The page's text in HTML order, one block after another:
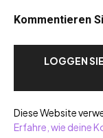
Kommentieren
LOGGEN
Diese Website
Erfahre, wie deine